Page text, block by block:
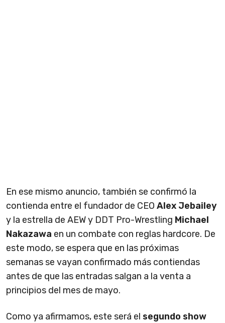
En ese mismo anuncio, también se confirmó la
contienda entre el fundador de CEO Alex Jebailey
y la estrella de AEW y DDT Pro-Wrestling Michael
Nakazawa en un combate con reglas hardcore. De
este modo, se espera que en las próximas
semanas se vayan confirmado más contiendas
antes de que las entradas salgan a la venta a
principios del mes de mayo.
Como ya afirmamos, este será el segundo show